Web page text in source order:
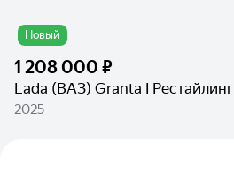
Новый
1 208 000 ₽
Lada (ВАЗ) Granta I Рестайлинг
2025